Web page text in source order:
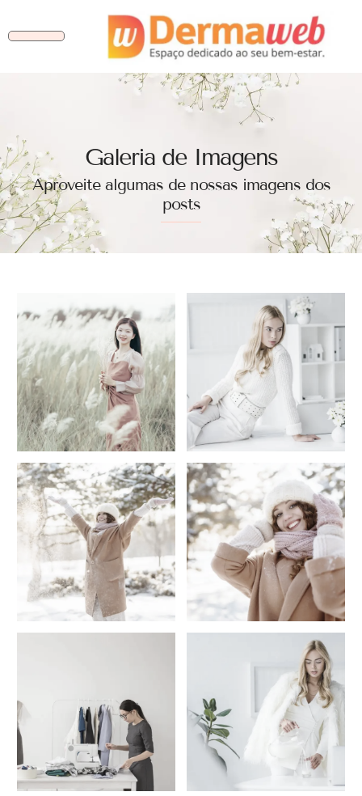
Galeria de Imagens
Aproveite algumas de nossas imagens dos
posts